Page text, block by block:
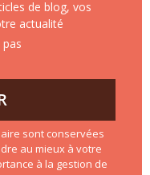
de blog, vos
actualité
sont conservées
au mieux à votre
à la gestion de